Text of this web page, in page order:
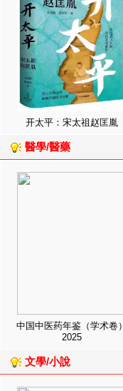
开太平：宋太祖赵匡胤
醫學/醫藥
中国中医药年鉴（学术卷）
2025
文學/小說